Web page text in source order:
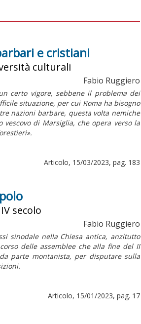
e cristiani
culturali
Fabio Ruggiero
certo vigore, sebbene il problema dei
situazione, per cui Roma ha bisogno
nazioni barbare, questa volta nemiche
di Marsiglia, che opera verso la
Articolo, 15/03/2023, pag. 183
secolo
Fabio Ruggiero
sinodale nella Chiesa antica, anzitutto
delle assemblee che alla fine del II
parte montanista, per disputare sulla
Articolo, 15/01/2023, pag. 17